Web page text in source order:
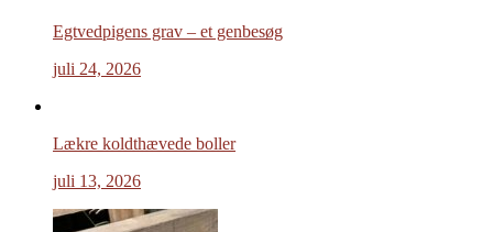
Egtvedpigens grav – et genbesøg
juli 24, 2026
Lækre koldthævede boller
juli 13, 2026